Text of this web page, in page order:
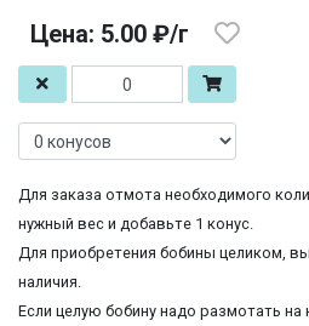
Цена: 5.00 ₽/г
Для заказа отмота необходимого
нужный вес и добавьте 1 конус.
Для приобретения бобины целиком,
наличия.
Если целую бобину надо размотать на